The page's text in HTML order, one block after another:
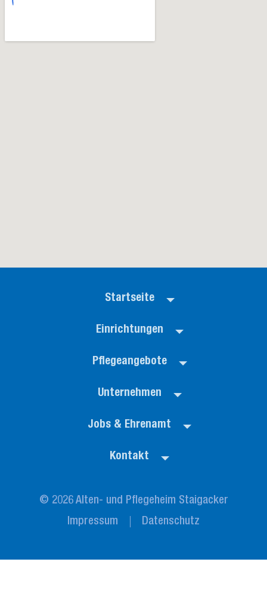
Startseite
Einrichtungen
Pflegeangebote
Unternehmen
Jobs & Ehrenamt
Kontakt
© 2026 Alten- und Pflegeheim Staigacker
Impressum
Datenschutz